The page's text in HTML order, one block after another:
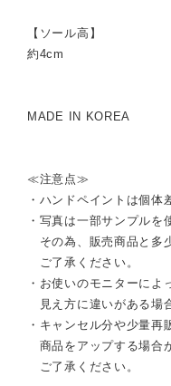
【ソール高】
約4cm
MADE IN KOREA
≪注意点≫
・ハンドペイントは個体
・写真は一部サンプルを
その為、販売商品と多
ご了承ください。
・お使いのモニターによ
見え方に違いがある場
・キャンセル分や少量再
商品をアップする場合
ご了承ください。